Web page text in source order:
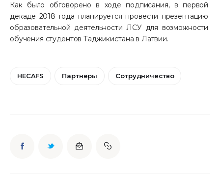
Как было обговорено в ходе подписания, в первой
декаде 2018 года планируется провести презентацию
образовательной деятельности ЛСУ для возможности
обучения студентов Таджикистана в Латвии.
HECAFS Партнеры Сотрудничество